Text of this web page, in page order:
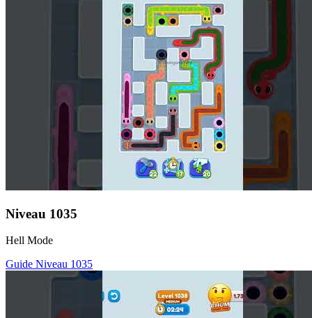
Niveau 1035
Hell Mode
Guide Niveau 1035